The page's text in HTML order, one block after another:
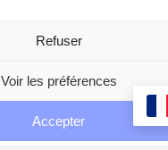
Accepter
Refuser
Voir les préférences